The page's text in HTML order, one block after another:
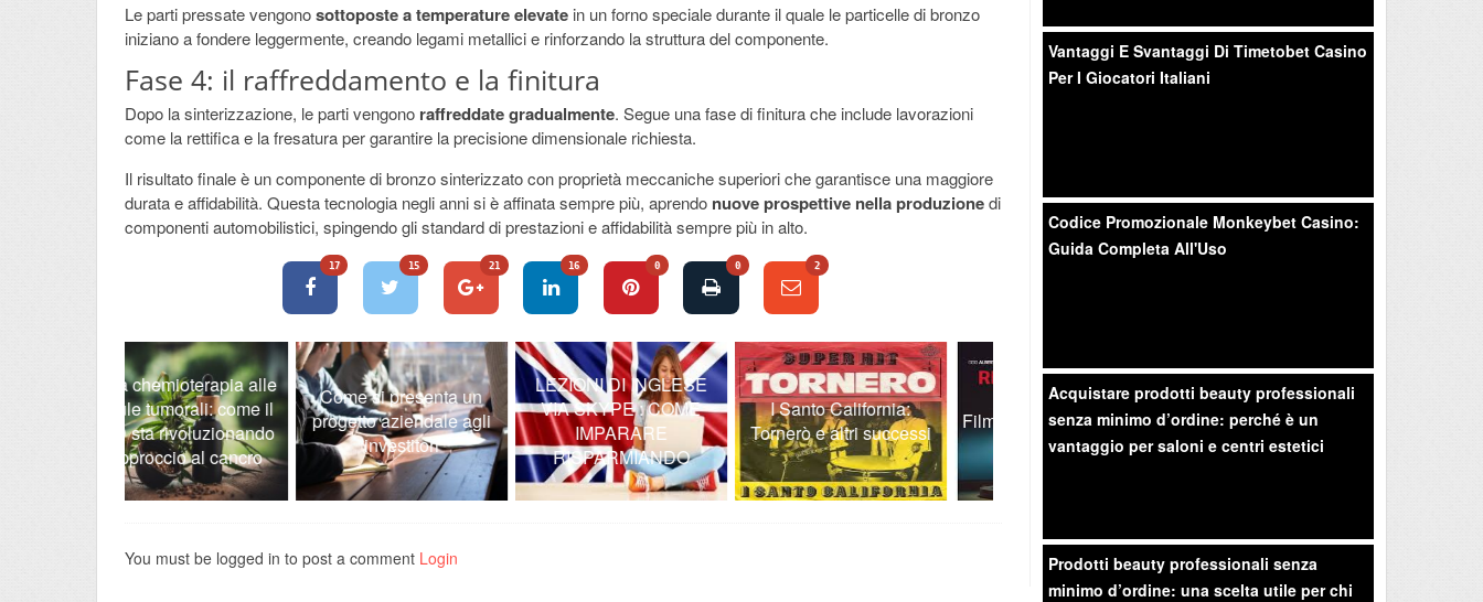
Le parti pressate vengonosottoposte a temperature elevate in un forno speciale durante il quale le particelle di bronzo
iniziano a fondere leggermente, creando legami metallici e rinforzando la struttura del componente.
Fase 4: il raffreddamento e la finitura
Dopo la sinterizzazione, le parti vengono raffreddate gradualmente. Segue una fase di finitura che include lavorazioni
come la rettifica e la fresatura per garantire la precisione dimensionale richiesta.
Il risultato finale è un componente di bronzo sinterizzato con proprietà meccaniche superiori che garantisce una maggiore
durata e affidabilità. Questa tecnologia negli anni si è affinata sempre più, aprendo nuove prospettive nella produzionedi
componenti automobilistici, spingendo gli standard di prestazioni e affidabilità sempre più in alto.
17 15 21 16 0 0 2
Come si presenta un
progetto aziendale agli
investitori
LEZIONI DI INGLESE
VIA SKYPE : COME
IMPARARE
RISPARMIANDO
I Santo California:
Tornerò e altri successi
Film Pupi Avati sul poker
Carla Gravina: figlia di
un’ indimenticabile
generazione di attori
I 10 posti dove andare a
vivere
You must be logged in to post a comment Login
Vantaggi E Svantaggi Di Timetobet Casino
Per I Giocatori Italiani
Codice Promozionale Monkeybet Casino:
Guida Completa All'Uso
Acquistare prodotti beauty professionali
senza minimo d’ordine: perché è un
vantaggio per saloni e centri estetici
Prodotti beauty professionali senza
minimo d’ordine: una scelta utile per chi